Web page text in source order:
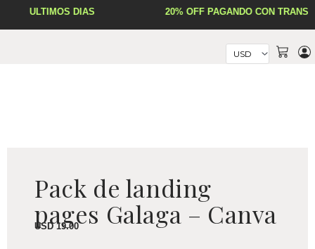
ÚLTIMOS DÍAS 20% OFF PAGANDO CON
Cart
Pack de landing
pages Galaga – Canva
USD19.00